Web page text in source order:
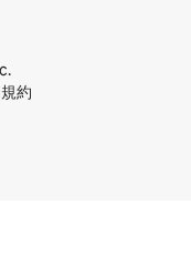
約